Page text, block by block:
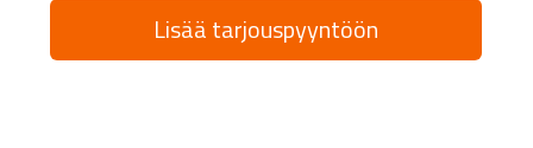
Lisää tarjouspyyntöön